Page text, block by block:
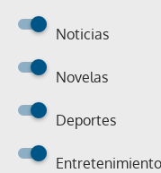
Noticias
Novelas
Deportes
Entretenimiento